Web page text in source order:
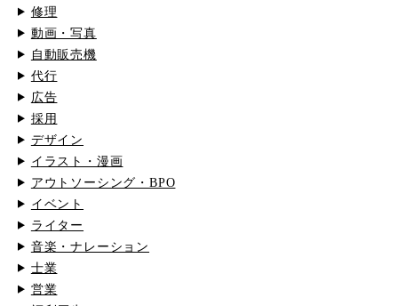
修理
動画・写真
自動販売機
代行
広告
採用
デザイン
イラスト・漫画
アウトソーシング・BPO
イベント
ライター
音楽・ナレーション
士業
営業